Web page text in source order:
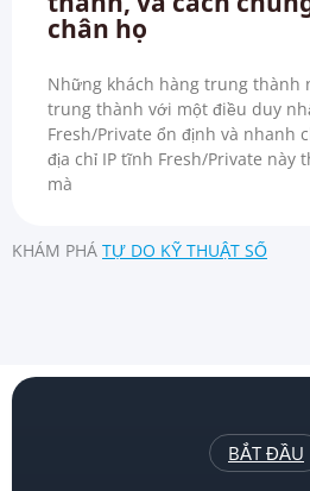
chân họ
Những khách hàng trung thành
trung thành với một điều duy
Fresh/Private ổn định và nhanh
địa chỉ IP tĩnh Fresh/Private này
mà
KHÁM PHÁ TỰ DO KỸ THUẬT SỐ
BẮT ĐẦU